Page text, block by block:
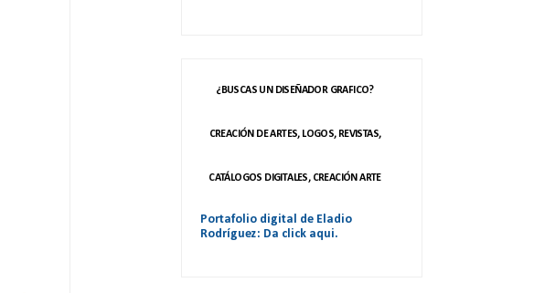
¿BUSCAS UN DISEÑADOR GRAFICO?
CREACIÓN DE ARTES, LOGOS, REVISTAS,
CATÁLOGOS DIGITALES, CREACIÓN ARTE
Portafolio digital de Eladio
Rodríguez: Da click aqui.